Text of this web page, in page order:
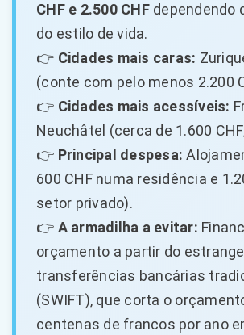
CHF e 2.500 CHFdependendo
do estilo de vida.
👉 Cidades mais caras:
(conte com pelo menos 2.200
👉 Cidades mais acessíveis:
Neuchâtel (cerca de 1.600
👉 Principal despesa:
600 CHF numa residência e
setor privado).
👉 A armadilha a evitar:
orçamento a partir do
transferências bancárias
(SWIFT), que corta o
centenas de francos por ano